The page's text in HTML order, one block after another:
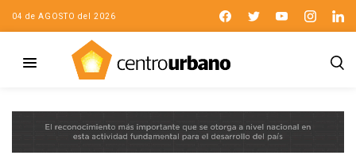
04 de AGOSTO del 2026